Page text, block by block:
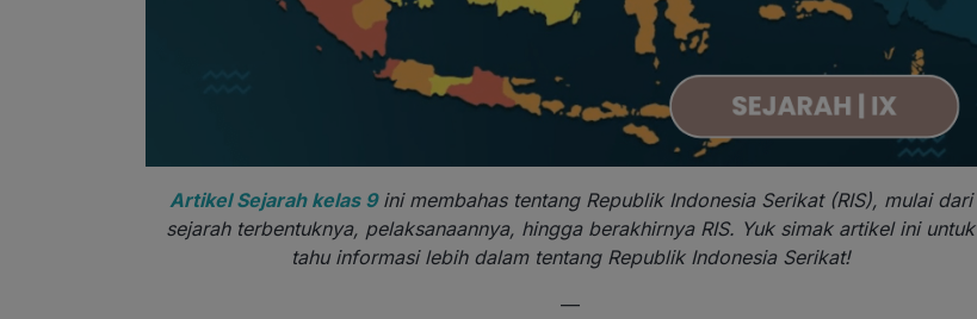
Artikel Sejarah kelas 9ini membahas tentang Republik Indonesia Serikat (RIS), mulai dari
sejarah terbentuknya, pelaksanaannya, hingga berakhirnya RIS. Yuk simak artikel ini untuk
tahu informasi lebih dalam tentang Republik Indonesia Serikat!
—